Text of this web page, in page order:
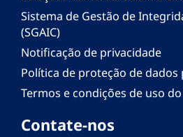
Sistema de Gestão de
(SGAIC)
Notificação de privacidade
Política de proteção de dados
Termos e condições de uso
Contate-nos